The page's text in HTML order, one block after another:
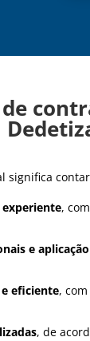
significa
experiente,
e
eficiente,
, de